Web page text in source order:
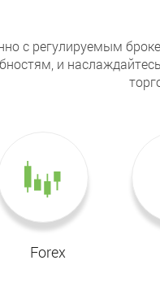
с регулируемым
и
Forex